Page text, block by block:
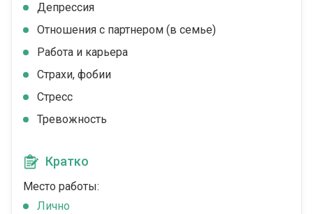
Депрессия
Отношения с партнером (в семье)
Работа и карьера
Страхи, фобии
Стресс
Тревожность
Кратко
Место работы:
Лично